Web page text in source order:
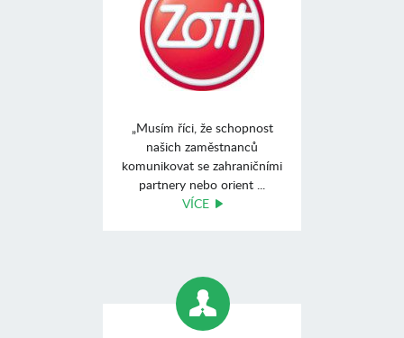
„Musím říci, že schopnost
našich zaměstnanců
komunikovat se zahraničními
partnery nebo orient ...
VÍCE